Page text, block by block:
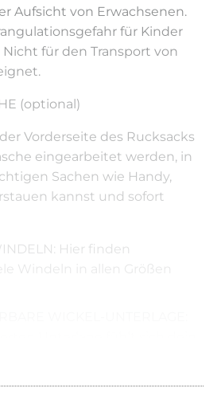
Aufsicht von Erwachsenen.
für Kinder
für den Transport von
(optional)
Vorderseite des Rucksacks
eingearbeitet werden, in
Sachen wie Handy,
kannst und sofort
Hier finden
Windeln in allen Größen
dank des wasser- &